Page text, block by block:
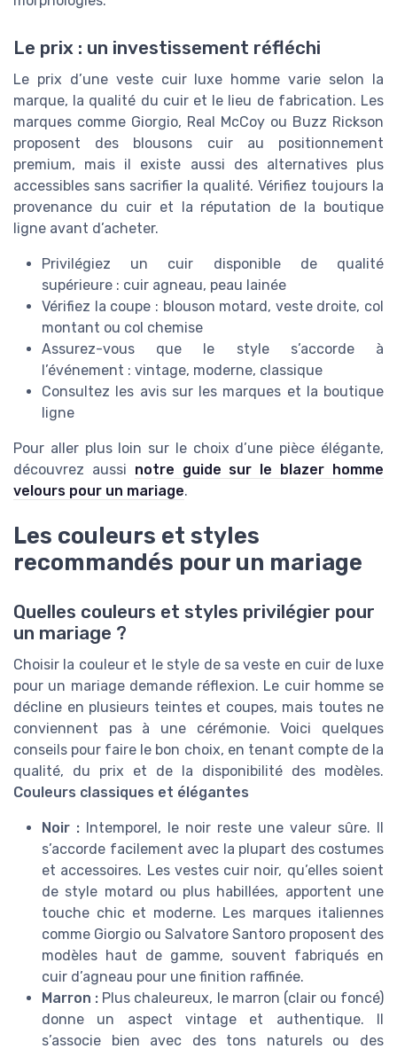
Le prix : un investissement réfléchi
Le prix d’une veste cuir luxe homme varie selon la
marque, la qualité du cuir et le lieu de fabrication. Les
marques comme Giorgio, Real McCoy ou Buzz Rickson
proposent des blousons cuir au positionnement
premium, mais il existe aussi des alternatives plus
accessibles sans sacrifier la qualité. Vérifiez toujours la
provenance du cuir et la réputation de la boutique
ligne avant d’acheter.
Privilégiez un cuir disponible de qualité
supérieure : cuir agneau, peau lainée
Vérifiez la coupe : blouson motard, veste droite, col
montant ou col chemise
Assurez-vous que le style s’accorde à
l’événement : vintage, moderne, classique
Consultez les avis sur les marques et la boutique
ligne
Pour aller plus loin sur le choix d’une pièce élégante,
découvrez aussi notre guide sur le blazer homme
velours pour un mariage.
Les couleurs et styles
recommandés pour un mariage
Quelles couleurs et styles privilégier pour
un mariage ?
Choisir la couleur et le style de sa veste en cuir de luxe
pour un mariage demande réflexion. Le cuir homme se
décline en plusieurs teintes et coupes, mais toutes ne
conviennent pas à une cérémonie. Voici quelques
conseils pour faire le bon choix, en tenant compte de la
qualité, du prix et de la disponibilité des modèles.
Couleurs classiques et élégantes
Noir : Intemporel, le noir reste une valeur sûre. Il
s’accorde facilement avec la plupart des costumes
et accessoires. Les vestes cuir noir, qu’elles soient
de style motard ou plus habillées, apportent une
touche chic et moderne. Les marques italiennes
comme Giorgio ou Salvatore Santoro proposent des
modèles haut de gamme, souvent fabriqués en
cuir d’agneau pour une finition raffinée.
Marron : Plus chaleureux, le marron (clair ou foncé)
donne un aspect vintage et authentique. Il
s’associe bien avec des tons naturels ou des